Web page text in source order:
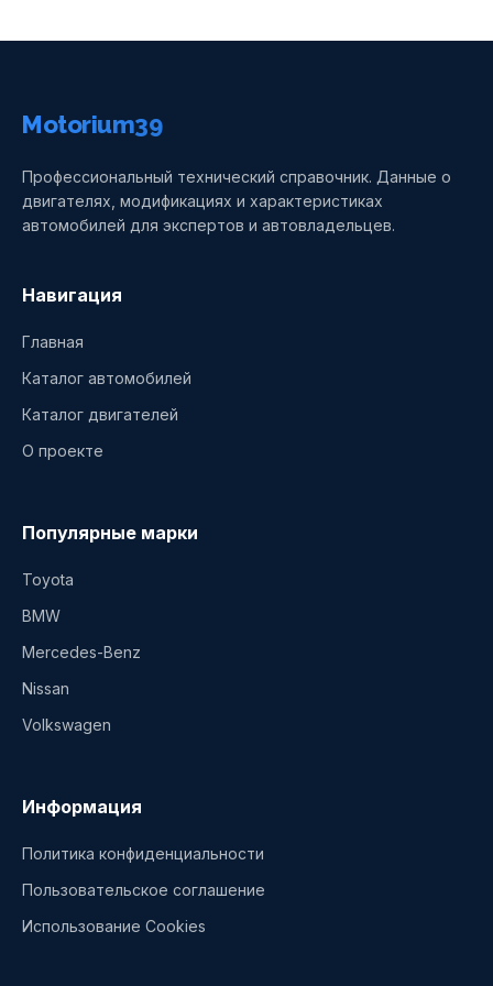
Motorium39
Профессиональный технический справочник. Данные о
двигателях, модификациях и характеристиках
автомобилей для экспертов и автовладельцев.
Навигация
Главная
Каталог автомобилей
Каталог двигателей
О проекте
Популярные марки
Toyota
BMW
Mercedes-Benz
Nissan
Volkswagen
Информация
Политика конфиденциальности
Пользовательское соглашение
Использование Cookies